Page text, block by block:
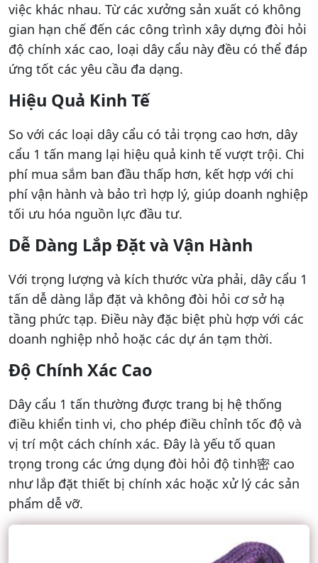
việc khác nhau. Từ các xưởng sản xuất có không
gian hạn chế đến các công trình xây dựng đòi hỏi
độ chính xác cao, loại dây cẩu này đều có thể đáp
ứng tốt các yêu cầu đa dạng.
Hiệu Quả Kinh Tế
So với các loại dây cẩu có tải trọng cao hơn, dây
cẩu 1 tấn mang lại hiệu quả kinh tế vượt trội. Chi
phí mua sắm ban đầu thấp hơn, kết hợp với chi
phí vận hành và bảo trì hợp lý, giúp doanh nghiệp
tối ưu hóa nguồn lực đầu tư.
Dễ Dàng Lắp Đặt và Vận Hành
Với trọng lượng và kích thước vừa phải, dây cẩu 1
tấn dễ dàng lắp đặt và không đòi hỏi cơ sở hạ
tầng phức tạp. Điều này đặc biệt phù hợp với các
doanh nghiệp nhỏ hoặc các dự án tạm thời.
Độ Chính Xác Cao
Dây cẩu 1 tấn thường được trang bị hệ thống
điều khiển tinh vi, cho phép điều chỉnh tốc độ và
vị trí một cách chính xác. Đây là yếu tố quan
trọng trong các ứng dụng đòi hỏi độ tinh密 cao
như lắp đặt thiết bị chính xác hoặc xử lý các sản
phẩm dễ vỡ.